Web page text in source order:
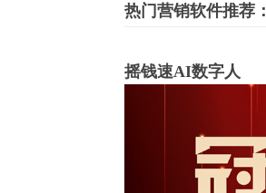
热门营销软件推荐：
摇钱速AI数字人